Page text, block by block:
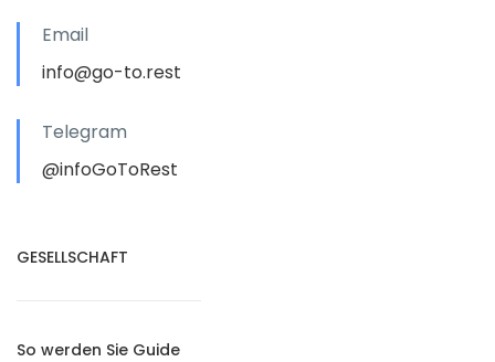
Email
info@go-to.rest
Telegram
@infoGoToRest
GESELLSCHAFT
So werden Sie Guide